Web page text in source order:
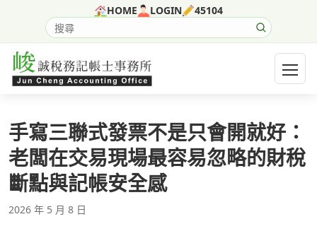
HOME LOGIN 45104
搜尋網站內容
開啟
手寫三聯式發票不是只會開就好：
老闆在交易現場最容易忽略的財稅
斷點與記帳安全感
2026 年 5 月 8 日